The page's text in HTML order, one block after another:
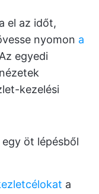
el az időt,
nyomon a
egyedi
kezelési
öt lépésből
a